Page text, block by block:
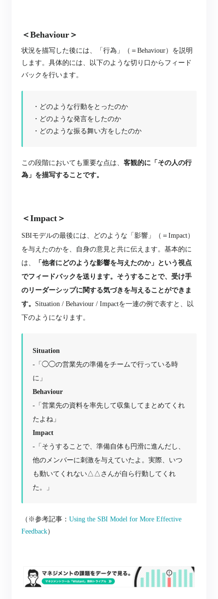
＜Behaviour＞
状況を描写した後には、「行為」（＝Behaviour）を説明
します。 具体的には、以下のような切り口からフィード
バックを行います。
・どのような行動をとったのか
・どのような発言をしたのか
・どのような振る舞い方をしたのか
この段階においても重要な点は、 客観的に「その人の行
為」を描写することです。
＜Impact＞
SBIモデルの最後には、どのような「影響」（＝Impact）
を与えたのかを、自身の意見と共に伝えます。 基本的に
は、
「他者にどのような影響を与えたのか」という視点
でフィードバックを送ります。そうすることで、受け手
のリーダーシップに関する気づきを与えることができま
す。 Situation / Behaviour / Impactを一連の例で表すと、以
下のようになります。
Situation
-「◯◯の営業先の準備をチームで行っている時
に」
Behaviour
-「営業先の資料を率先して収集してまとめてくれ
たよね」
Impact
-「そうすることで、準備自体も円滑に進んだし、
他のメンバーに刺激を与えていたよ。実際、いつ
も動いてくれない△△さんが自ら行動してくれ
た。」
（※参考記事： Using the SBI Model for More Effective
Feedback）
③McKinsey’s model